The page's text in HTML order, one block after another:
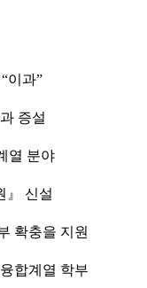
이과”
증설
열 분야
』 신설
확충을 지원
합계열 학부